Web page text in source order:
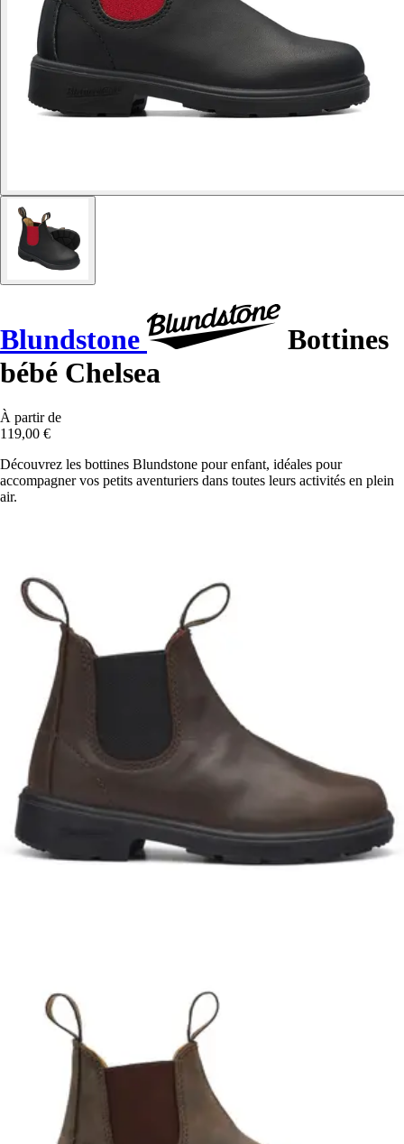
Blundstone
Bottines
bébé Chelsea
À partir de
119,00 €
Découvrez les bottines Blundstone pour enfant, idéales pour
accompagner vos petits aventuriers dans toutes leurs activités en plein
air.